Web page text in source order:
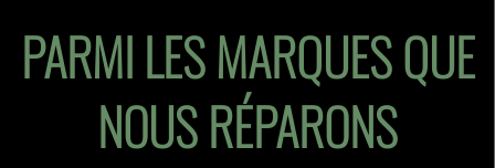
PARMI LES MARQUES QUE
NOUS RÉPARONS